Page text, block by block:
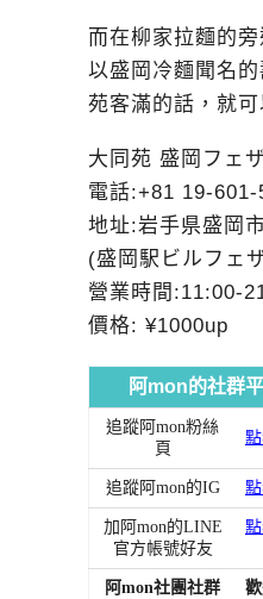
而在柳家拉麵的
以盛岡冷麵聞名
苑客滿的話，就可
大同苑 盛岡フェ
電話:+81 19-601-
地址:岩手県盛岡
(盛岡駅ビルフェ
營業時間:11:00-
價格: ¥1000up
阿mon的社群
追蹤阿mon粉絲
頁
追蹤阿mon的IG
加阿mon的LINE
官方帳號好友
阿mon社團社群